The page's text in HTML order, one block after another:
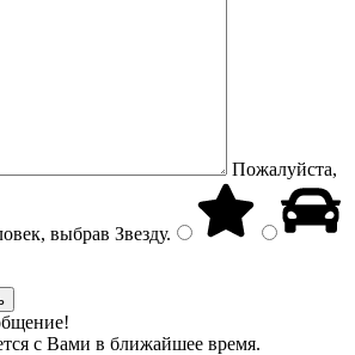
Пожалуйста,
выбрав Звезду.
с Вами в ближайшее время.